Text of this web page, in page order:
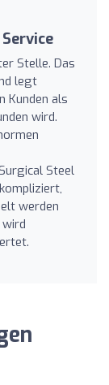
Stelle. Das
legt
Kunden als
wird.
Steel
werden